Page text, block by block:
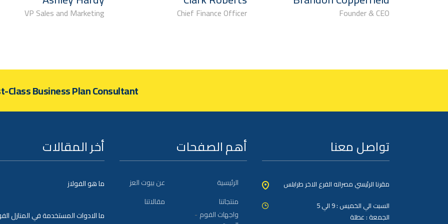
Founder & CEO
Chief Finance Officer
VP Sales and Marketing
Class Business Plan Consultant?
أخر المقالات
ما هو الفولاز
ما الادوات المستخدمة في المنازل
أهم الصفحات
الرئيسية
عن بيوت العز
منتجاتنا
واجهات الفوم
مقالاتنا
تواصل معنا
مقرنا الرئيسي مصراته الفرع الاخر طرابلس
السبت الي الخميس : 9 الي 5
الجمعة : عطلة